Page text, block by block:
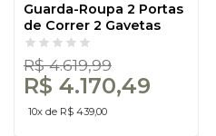
Guarda-Roupa 2 Portas
de Correr 2 Gavetas
Espelhado Basic Off
White - Dalla Costa
R$ 4.619,99
R$ 4.170,49
10x de R$ 439,00